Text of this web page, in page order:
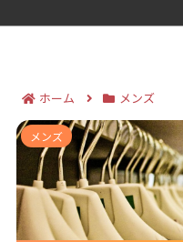
ホーム メンズ
アメリカンバイクコー
浮かな
メンズ